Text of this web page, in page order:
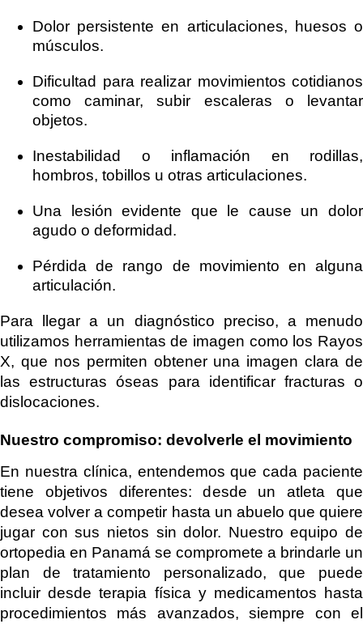
Dolor persistente en articulaciones, huesos o
músculos.
Dificultad para realizar movimientos cotidianos
como caminar, subir escaleras o levantar
objetos.
Inestabilidad o inflamación en rodillas,
hombros, tobillos u otras articulaciones.
Una lesión evidente que le cause un dolor
agudo o deformidad.
Pérdida de rango de movimiento en alguna
articulación.
Para llegar a un diagnóstico preciso, a menudo
utilizamos herramientas de imagen como los Rayos
X, que nos permiten obtener una imagen clara de
las estructuras óseas para identificar fracturas o
dislocaciones.
Nuestro compromiso: devolverle el movimiento
En nuestra clínica, entendemos que cada paciente
tiene objetivos diferentes: desde un atleta que
desea volver a competir hasta un abuelo que quiere
jugar con sus nietos sin dolor. Nuestro equipo de
ortopedia en Panamá se compromete a brindarle un
plan de tratamiento personalizado, que puede
incluir desde terapia física y medicamentos hasta
procedimientos más avanzados, siempre con el